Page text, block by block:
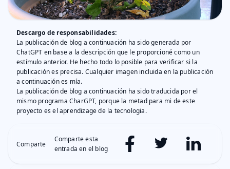
Descargo de responsabilidades:
La publicación de blog a continuación ha sido generada por
ChatGPT en base a la descripción que le proporcioné como un
estímulo anterior. He hecho todo lo posible para verificar si la
publicación es precisa. Cualquier imagen incluida en la publicación
a continuación es mía.
La publicación de blog a continuación ha sido traducida por el
mismo programa CharGPT, porque la metad para mi de este
proyecto es el aprendizage de la tecnologia.
Comparte
Comparte esta
entrada en el blog